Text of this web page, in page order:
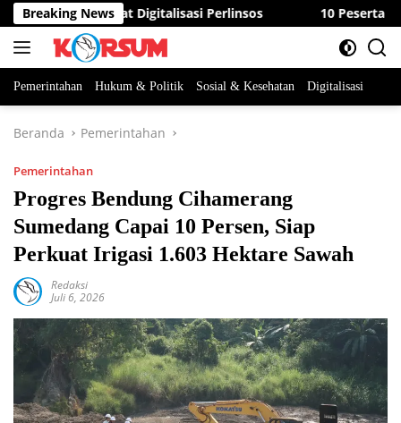
Langsung
ke
konten
Breaking News
Percepat Digitalisasi Perlinsos 10 Peserta Berebut
Pemerintahan Hukum & Politik Sosial & Kesehatan Digitalisasi
Beranda Pemerintahan
Pemerintahan
Progres Bendung Cihamerang
Sumedang Capai 10 Persen, Siap
Perkuat Irigasi 1.603 Hektare Sawah
Redaksi
Juli 6, 2026